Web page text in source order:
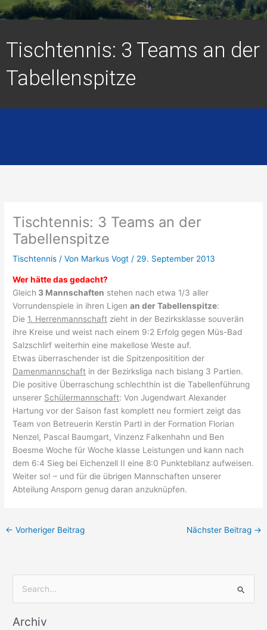
Tischtennis: 3 Teams an der
Tabellenspitze
Tischtennis: 3 Teams an der
Tabellenspitze
Tischtennis / Von Markus Vogt/ 29. September 2013
Wer hätte das gedacht?
Gleich 3 Mannschaften stehen nach etwa 1/3 aller
Vorrundenspiele in ihren Ligenan der Tabellenspitze:
Die 1. Herrenmannschaft zieht in der Bezirksklasse souverän
ihre Kreise und weist nach einem 9:2 Erfolg gegen Müs-Bad
Salzschlirf weiterhin eine makellose Weste auf.
Etwas überraschender ist die Spitzenpositition der
Damenmannschaft in der Bezirksliga nach bislang 3 Partien.
Die positive Überraschung schlechthin ist die Tabellenführung
unserer Schülermannschaft: Von Jugendwart Alexander
Hartung vor der Saison fast komplett neu formiert zeigt das
Team von Betreuerin Kerstin Partl in der Formation Florian
Nenzel, Pascal Baumgart, Vinzenz Falkenhahn und Ben
Boesme Woche für Woche klasse Leistungen und kann nach
dem 6:4 Sieg bei Eichenzell II eine 8:0 Punktebilanz aufweisen.
Weiter so! – und für die übrigen Mannschaften unserer
Abteilung Ansporn genug daran anzuknüpfen.
← Vorheriger Beitrag Nächster Beitrag →
c
Archiv